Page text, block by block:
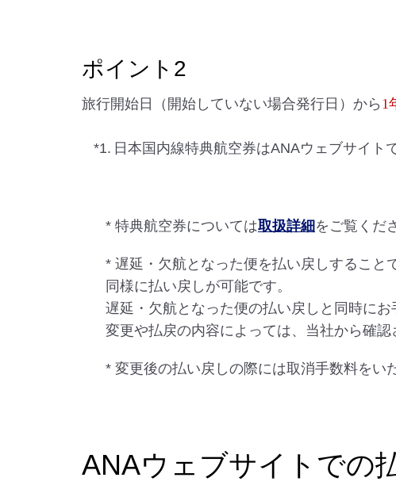
ポイント2
旅行開始日（開始していない場合発行日）から 1
*1. 日本国内線特典航空券はANAウェブサイト
* 特典航空券については取扱詳細 をご覧くだ
* 遅延・欠航となった便を払い戻しすること
同様に払い戻しが可能です。
遅延・欠航となった便の払い戻しと同時にお
変更や払戻の内容によっては、当社から確認
* 変更後の払い戻しの際には取消手数料をい
ANAウェブサイトでの